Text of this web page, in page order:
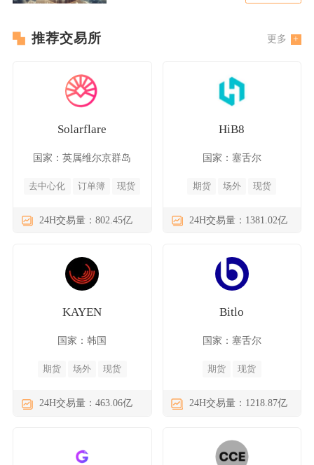
推荐交易所 更多
Solarflare
国家：英属维尔京群岛
去中心化 订单簿 现货
24H交易量：802.45亿
HiB8
国家：塞舌尔
期货 场外 现货
24H交易量：1381.02亿
KAYEN
国家：韩国
期货 场外 现货
24H交易量：463.06亿
Bitlo
国家：塞舌尔
期货 现货
24H交易量：1218.87亿